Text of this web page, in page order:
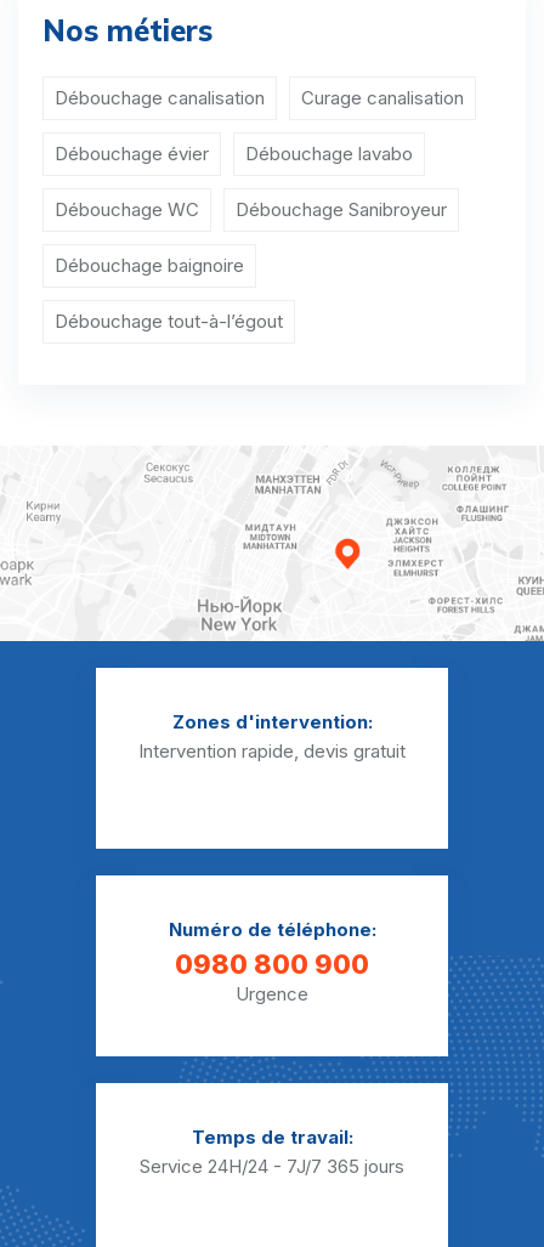
Débouchage WC Bagneaux-sur-Loing
Débouchage WC Bailly-Romainvilliers
Débouchage WC Beauchery-Saint-Martin
Débouchage WC Beaumont-du-Gâtinais
Débouchage WC Beautheil
Débouchage WC Beauvoir
Débouchage WC Blennes
Débouchage WC Boisdon
Débouchage WC Boissettes
Débouchage WC Boissise-la-Bertrand
Débouchage WC Boissy-aux-Cailles
Nos métiers
Débouchage canalisation Curage canalisation
Débouchage évier Débouchage lavabo
Débouchage WC Débouchage Sanibroyeur
Débouchage baignoire
Débouchage tout-à-l’égout
Zones d'intervention:
Intervention rapide, devis gratuit
Numéro de téléphone:
0980 800 900
Urgence
Temps de travail:
Service 24H/24 - 7J/7 365 jours